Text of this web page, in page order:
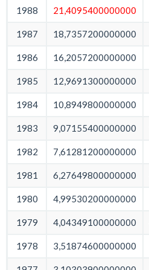
1988 21,4095400000000
1987 18,7357200000000
1986 16,2057200000000
1985 12,9691300000000
1984 10,8949800000000
1983 9,07155400000000
1982 7,61281200000000
1981 6,27649800000000
1980 4,99530200000000
1979 4,04349100000000
1978 3,51874600000000